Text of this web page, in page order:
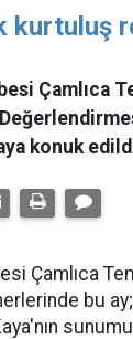
kurtuluş
Çamlıca
konuk
Çamlıca
bu